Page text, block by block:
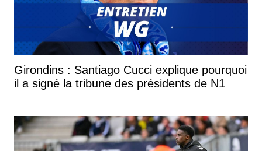
Girondins : Santiago Cucci explique pourquoi
il a signé la tribune des présidents de N1